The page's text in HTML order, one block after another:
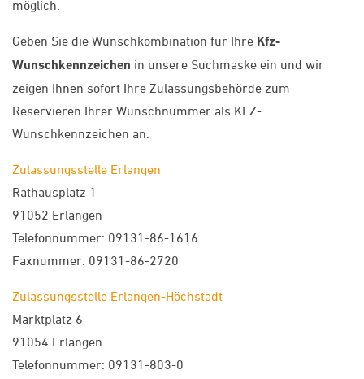
möglich.
Geben Sie die Wunschkombination für Ihre Kfz-
Wunschkennzeichen in unsere Suchmaske ein und wir
zeigen Ihnen sofort Ihre Zulassungsbehörde zum
Reservieren Ihrer Wunschnummer als KFZ-
Wunschkennzeichen an.
Zulassungsstelle Erlangen
Rathausplatz 1
91052 Erlangen
Telefonnummer: 09131-86-1616
Faxnummer: 09131-86-2720
Zulassungsstelle Erlangen-Höchstadt
Marktplatz 6
91054 Erlangen
Telefonnummer: 09131-803-0